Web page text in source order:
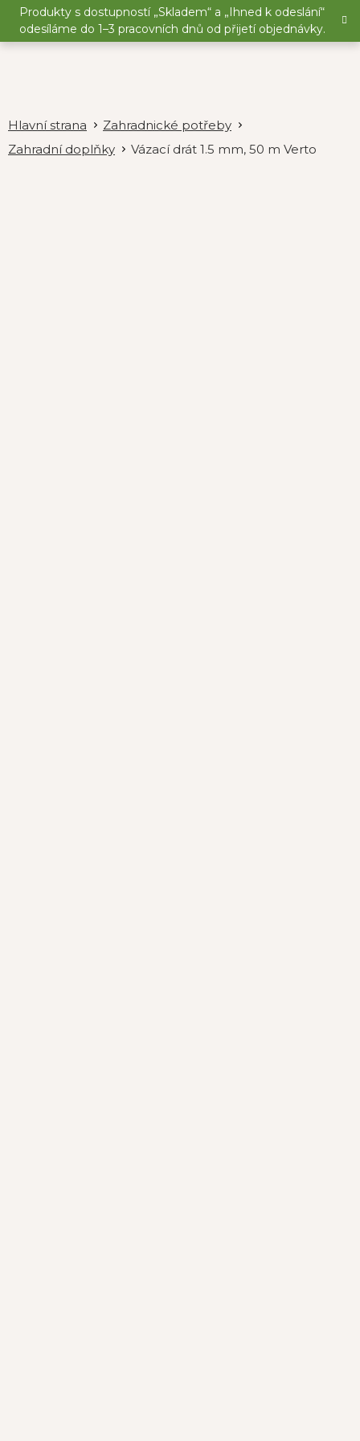
Přejít
obsah
Produkty s dostupností „Skladem“ a „Ihned k odeslání“
odesíláme do 1–3 pracovních dnů od přijetí objednávky.
Zahradnické potřeby
Zahradní doplňky
Vázací drát 1.5 mm, 50 m Verto